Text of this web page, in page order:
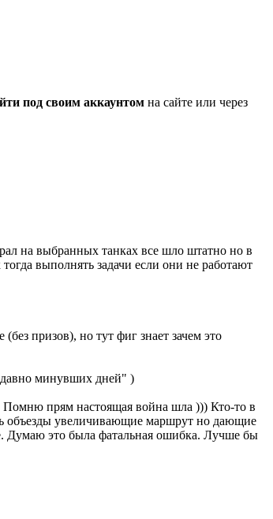
под своим аккаунтомна сайте или через
на выбранных танках все шло штатно но в
выполнять задачи если они не работают
призов), но тут фиг знает зачем это
давно минувших дней" )
Помню прям настоящая война шла ))) Кто-то в
объезды увеличивающие маршрут но дающие
Думаю это была фатальная ошибка. Лучше бы